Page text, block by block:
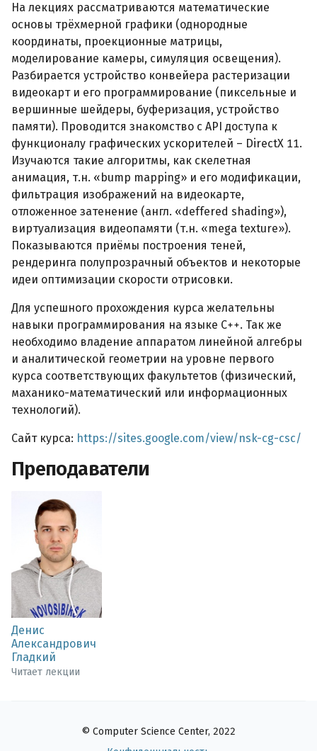
На лекциях рассматриваются математические
основы трёхмерной графики (однородные
координаты, проекционные матрицы,
моделирование камеры, симуляция освещения).
Разбирается устройство конвейера растеризации
видеокарт и его программирование (пиксельные и
вершинные шейдеры, буферизация, устройство
памяти). Проводится знакомство с API доступа к
функционалу графических ускорителей – DirectX 11.
Изучаются такие алгоритмы, как скелетная
анимация, т.н. «bump mapping» и его модификации,
фильтрация изображений на видеокарте,
отложенное затенение (англ. «deffered shading»),
виртуализация видеопамяти (т.н. «mega texture»).
Показываются приёмы построения теней,
рендеринга полупрозрачный объектов и некоторые
идеи оптимизации скорости отрисовки.
Для успешного прохождения курса желательны
навыки программирования на языке C++. Так же
необходимо владение аппаратом линейной алгебры
и аналитической геометрии на уровне первого
курса соответствующих факультетов (физический,
маханико-математический или информационных
технологий).
Сайт курса: https://sites.google.com/view/nsk-cg-csc/
Преподаватели
Денис
Александрович
Гладкий
Читает лекции
© Computer Science Center, 2022